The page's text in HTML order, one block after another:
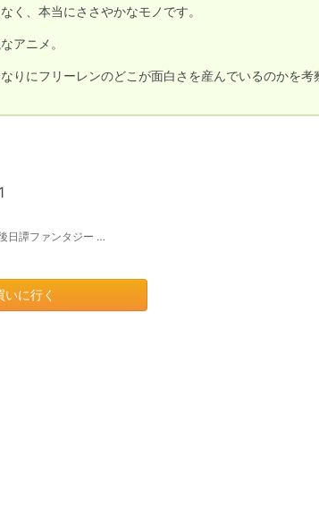
く、本当にささやかなモノです。
アニメ。
りにフリーレンのどこが面白さを産んでいるのかを考
日譚ファンタジー …
いに行く